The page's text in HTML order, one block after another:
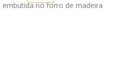
no forro de madeira